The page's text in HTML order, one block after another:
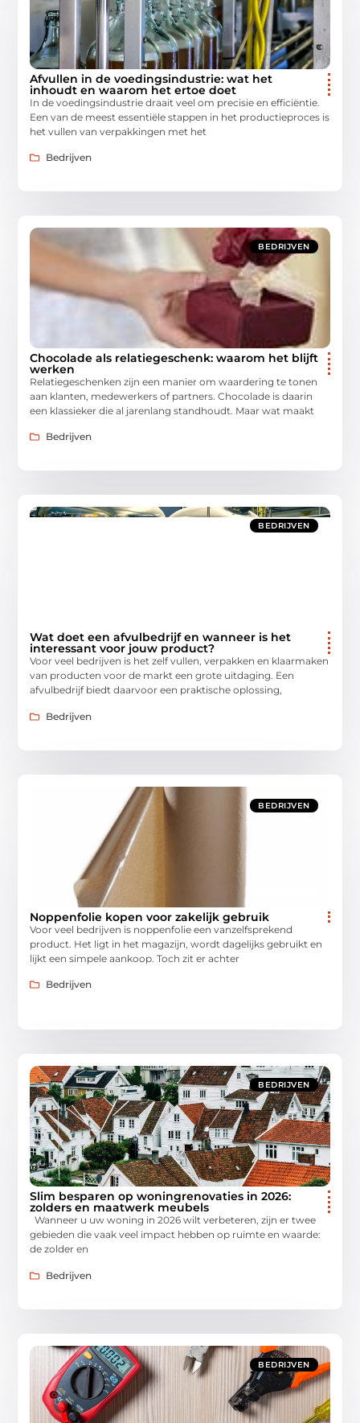
Afvullen in de voedingsindustrie: wat het
inhoudt en waarom het ertoe doet
In de voedingsindustrie draait veel om precisie en efficiëntie.
Een van de meest essentiële stappen in het productieproces is
het vullen van verpakkingen met het
Bedrijven
BEDRIJVEN
Chocolade als relatiegeschenk: waarom het blijft
werken
Relatiegeschenken zijn een manier om waardering te tonen
aan klanten, medewerkers of partners. Chocolade is daarin
een klassieker die al jarenlang standhoudt. Maar wat maakt
Bedrijven
BEDRIJVEN
Wat doet een afvulbedrijf en wanneer is het
interessant voor jouw product?
Voor veel bedrijven is het zelf vullen, verpakken en klaarmaken
van producten voor de markt een grote uitdaging. Een
afvulbedrijf biedt daarvoor een praktische oplossing,
Bedrijven
BEDRIJVEN
Noppenfolie kopen voor zakelijk gebruik
Voor veel bedrijven is noppenfolie een vanzelfsprekend
product. Het ligt in het magazijn, wordt dagelijks gebruikt en
lijkt een simpele aankoop. Toch zit er achter
Bedrijven
BEDRIJVEN
Slim besparen op woningrenovaties in 2026:
zolders en maatwerk meubels
Wanneer u uw woning in 2026 wilt verbeteren, zijn er twee
gebieden die vaak veel impact hebben op ruimte en waarde:
de zolder en
Bedrijven
BEDRIJVEN